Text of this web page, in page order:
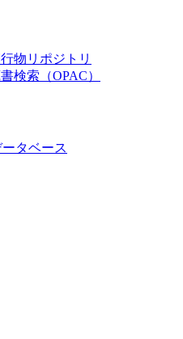
物リポジトリ
検索（OPAC）
タベース